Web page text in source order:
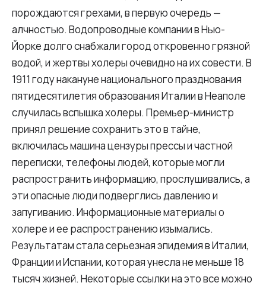
порождаются грехами, в первую очередь —
алчностью. Водопроводные компании в Нью-
Йорке долго снабжали город откровенно грязной
водой, и жертвы холеры очевидно на их совести. В
1911 году накануне национального празднования
пятидесятилетия образования Италии в Неаполе
случилась вспышка холеры. Премьер-министр
принял решение сохранить это в тайне,
включилась машина цензуры прессы и частной
переписки, телефоны людей, которые могли
распространить информацию, прослушивались, а
эти опасные люди подверглись давлению и
запугиванию. Информационные материалы о
холере и ее распространению изымались.
Результатам стала серьезная эпидемия в Италии,
Франции и Испании, которая унесла не меньше 18
тысяч жизней. Некоторые ссылки на это все можно